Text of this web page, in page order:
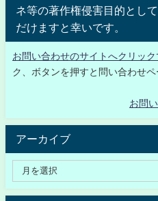
ネ等の著作権侵害目的とし
だけますと幸いです。
お問い合わせのサイトへクリック
ク、ボタンを押すと問い合わせ
お問
アーカイブ